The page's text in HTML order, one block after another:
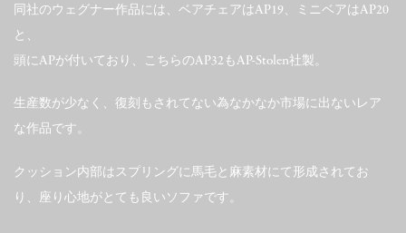
同社のウェグナー作品には、ベアチェアはAP19、ミニベアはAP20
と、
頭にAPが付いており、こちらのAP32もAP-Stolen社製。
生産数が少なく、復刻もされてない為なかなか市場に出ないレア
な作品です。
クッション内部はスプリングに馬毛と麻素材にて形成されてお
り、座り心地がとても良いソファです。